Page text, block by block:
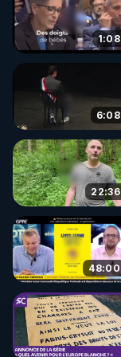
🌱 INSTAGRAM
https://
http://rgnr.li/
🌱 LA
Pour ne pas
http://rgnr.li/
🌱 VIDÉOS
Toutes les
http://rgnr.li/
🌱 LES
http://rgnr.li/
1:08
6:08
22:36
48:00